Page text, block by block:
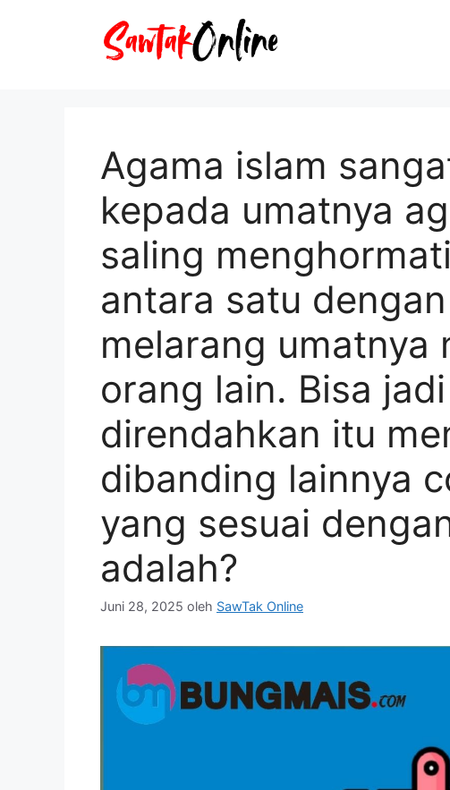
Agama islam
kepada umatnya
saling
antara satu
melarang umatnya
orang lain. Bisa
direndahkan itu
dibanding lainnya
yang sesuai
adalah?
Juni 28, 2025 oleh SawTak Online